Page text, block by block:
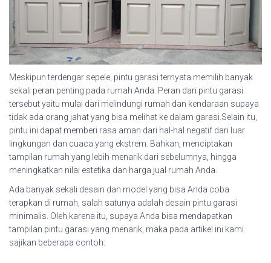
Meskipun terdengar sepele, pintu garasi ternyata memilih banyak
sekali peran penting pada rumah Anda. Peran dari pintu garasi
tersebut yaitu mulai dari melindungi rumah dan kendaraan supaya
tidak ada orang jahat yang bisa melihat ke dalam garasi.Selain itu,
pintu ini dapat memberi rasa aman dari hal-hal negatif dari luar
lingkungan dan cuaca yang ekstrem. Bahkan, menciptakan
tampilan rumah yang lebih menarik dari sebelumnya, hingga
meningkatkan nilai estetika dan harga jual rumah Anda.
Ada banyak sekali desain dan model yang bisa Anda coba
terapkan di rumah, salah satunya adalah desain pintu garasi
minimalis. Oleh karena itu, supaya Anda bisa mendapatkan
tampilan pintu garasi yang menarik, maka pada artikel ini kami
sajikan beberapa contoh: